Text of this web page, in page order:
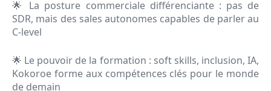
🌟 La posture commerciale différenciante : pas de
SDR, mais des sales autonomes capables de parler au
C-level
🌟 Le pouvoir de la formation : soft skills, inclusion, IA,
Kokoroe forme aux compétences clés pour le monde
de demain